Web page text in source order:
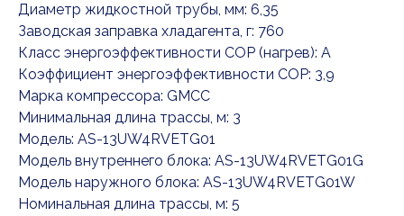
Диаметр жидкостной трубы, мм: 6,35
Заводская заправка хладагента, г: 760
Класс энергоэффективности COP (нагрев): A
Коэффициент энергоэффективности COP: 3,9
Марка компрессора: GMCC
Минимальная длина трассы, м: 3
Модель: AS-13UW4RVETG01
Модель внутреннего блока: AS-13UW4RVETG01G
Модель наружного блока: AS-13UW4RVETG01W
Номинальная длина трассы, м: 5